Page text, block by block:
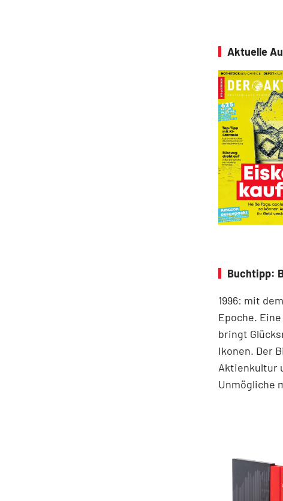
Aktuelle
Buchtipp:
1996: mit
Epoche.
bringt
Ikonen. Der
Aktienkultur
Unmögliche